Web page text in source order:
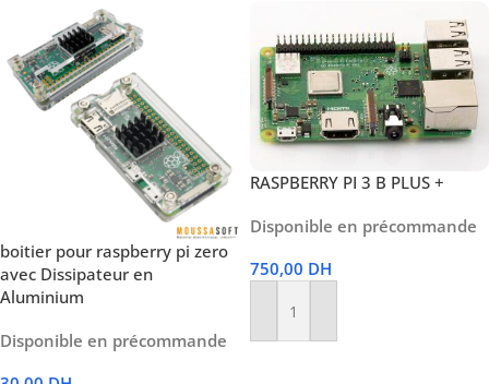
boitier pour raspberry pi zero
avec Dissipateur en
Aluminium
Disponible en précommande
RASPBERRY PI 3 B PLUS +
Disponible en précommande
750,00 DH
Ajouter Au Panier